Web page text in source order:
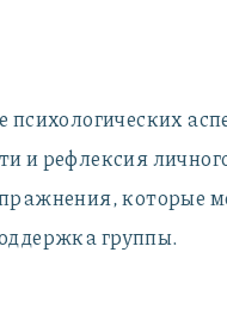
психологических
и рефлексия
которые
группы.